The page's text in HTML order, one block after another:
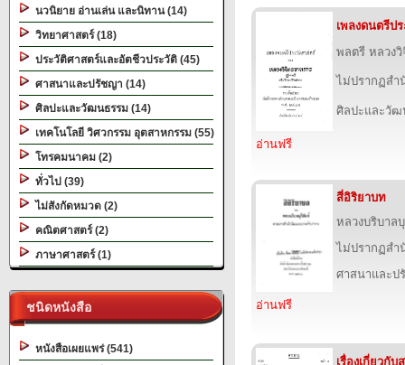
นวนิยาย อ่านเล่น และนิทาน (14)
วิทยาศาสตร์ (18)
ประวัติศาสตร์และอัตชีวประวัติ (45)
ศาสนาและปรัชญา (14)
ศิลปะและวัฒนธรรม (14)
เทคโนโลยี วิศวกรรม อุตสาหกรรม (55)
โทรคมนาคม (2)
ทั่วไป (39)
ไม่สังกัดหมวด (2)
คณิตศาสตร์ (2)
ภาษาศาสตร์ (1)
ชนิดหนังสือ
หนังสือเผยแพร่ (541)
เพลงดนตรีป
พลตรี หลวง
ไม่ปรากฏส
ศิลปะและวัฒ
อ่านฟรี
สี่อิริยาบท
หลวงบริบา
ไม่ปรากฏส
ศาสนาและป
อ่านฟรี
เรื่องเกี่ยวกั